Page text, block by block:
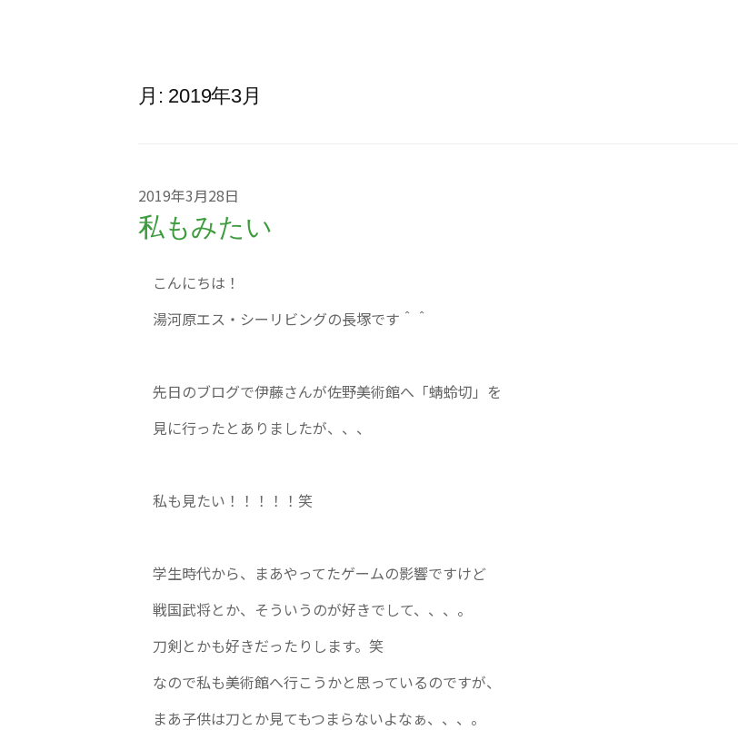
月: 2019年3月
2019年3月28日
私もみたい
こんにちは！
湯河原エス・シーリビングの長塚です＾＾
先日のブログで伊藤さんが佐野美術館へ「蜻蛉切」を
見に行ったとありましたが、、、
私も見たい！！！！！笑
学生時代から、まあやってたゲームの影響ですけど
戦国武将とか、そういうのが好きでして、、、。
刀剣とかも好きだったりします。笑
なので私も美術館へ行こうかと思っているのですが、
まあ子供は刀とか見てもつまらないよなぁ、、、。